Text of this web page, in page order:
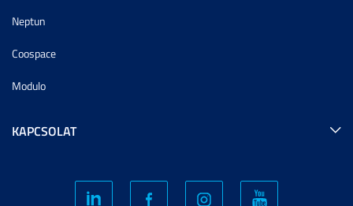
Neptun
Coospace
Modulo
KAPCSOLAT